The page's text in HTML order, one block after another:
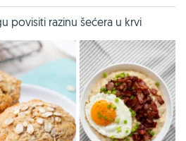
povisiti razinu šećera u krvi